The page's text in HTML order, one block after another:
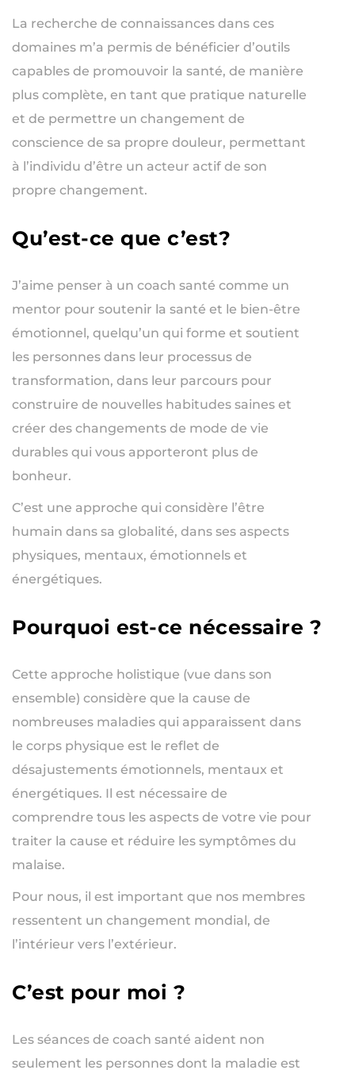
La recherche de connaissances dans ces
domaines m’a permis de bénéficier d’outils
capables de promouvoir la santé, de manière
plus complète, en tant que pratique naturelle
et de permettre un changement de
conscience de sa propre douleur, permettant
à l’individu d’être un acteur actif de son
propre changement.
Qu’est-ce que c’est?
J’aime penser à un coach santé comme un
mentor pour soutenir la santé et le bien-être
émotionnel, quelqu’un qui forme et soutient
les personnes dans leur processus de
transformation, dans leur parcours pour
construire de nouvelles habitudes saines et
créer des changements de mode de vie
durables qui vous apporteront plus de
bonheur.
C’est une approche qui considère l’être
humain dans sa globalité, dans ses aspects
physiques, mentaux, émotionnels et
énergétiques.
Pourquoi est-ce nécessaire ?
Cette approche holistique (vue dans son
ensemble) considère que la cause de
nombreuses maladies qui apparaissent dans
le corps physique est le reflet de
désajustements émotionnels, mentaux et
énergétiques. Il est nécessaire de
comprendre tous les aspects de votre vie pour
traiter la cause et réduire les symptômes du
malaise.
Pour nous, il est important que nos membres
ressentent un changement mondial, de
l’intérieur vers l’extérieur.
C’est pour moi ?
Les séances de coach santé aident non
seulement les personnes dont la maladie est